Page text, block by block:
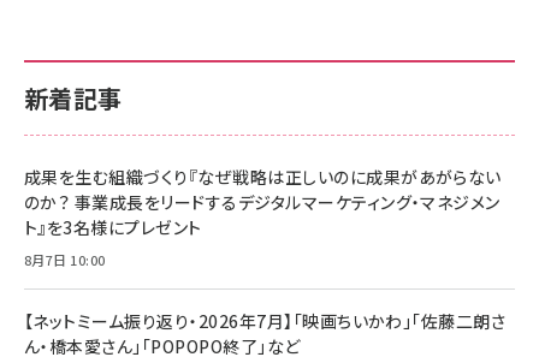
新着記事
成果を生む組織づくり『なぜ戦略は正しいのに成果があがらない
のか？ 事業成長をリードするデジタルマーケティング・マネジメン
ト』を3名様にプレゼント
8月7日 10:00
【ネットミーム振り返り・2026年7月】「映画ちいかわ」「佐藤二朗さ
ん・橋本愛さん」「POPOPO終了」など